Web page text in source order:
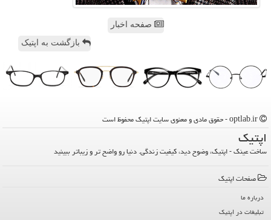
صفحه اخبار
بازگشت به اپتیک
اپتیك
ساخت عینک - اپتیک، وضوح دید، کیفیت زندگی. دنیا رو واضح تر و زیباتر ببینید
صفحات اپتیك
درباره ما
تبلیغات در اپتیك